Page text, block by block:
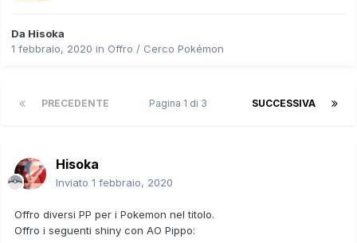
Da Hisoka
1 febbraio, 2020 in Offro / Cerco Pokémon
PRECEDENTE SUCCESSIVA
Pagina 1 di 3
Hisoka
Inviato 1 febbraio, 2020
Offro diversi PP per i Pokemon nel titolo.
Offro i seguenti shiny con AO Pippo: